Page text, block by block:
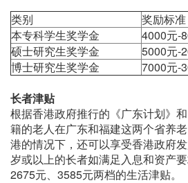
类别
奖励标准
本专科学生奖学金
4000元-
硕士研究生奖学金
5000元-
博士研究生奖学金
7000元-
长者津贴
根据香港政府推行的《广东计划》
籍的老人在广东和福建这两个省养
港的情况下，还可以享受香港政府
岁或以上的长者如满足入息和资产
2675元、3585元两档的生活津贴。